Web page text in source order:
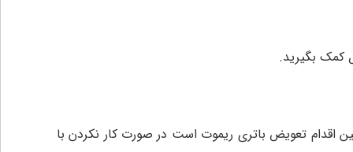
کمک بگیرید.
اقدام تعویض باتری ریموت است در صورت کار نکردن با